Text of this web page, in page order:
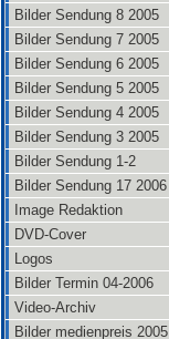
Bilder Sendung 8 2005
Bilder Sendung 7 2005
Bilder Sendung 6 2005
Bilder Sendung 5 2005
Bilder Sendung 4 2005
Bilder Sendung 3 2005
Bilder Sendung 1-2
Bilder Sendung 17 2006
Image Redaktion
DVD-Cover
Logos
Bilder Termin 04-2006
Video-Archiv
Bilder medienpreis 2005